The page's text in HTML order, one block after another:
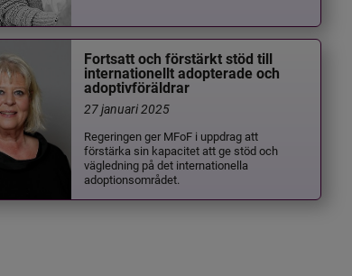
Fortsatt och förstärkt stöd till
internationellt adopterade och
adoptivföräldrar
27 januari 2025
Regeringen ger MFoF i uppdrag att
förstärka sin kapacitet att ge stöd och
vägledning på det internationella
adoptionsområdet.